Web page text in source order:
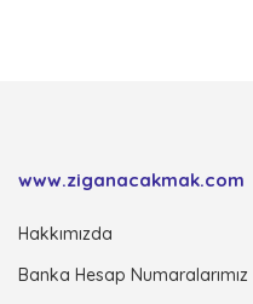
www.ziganacakmak.com
Hakkımızda
Banka Hesap Numaralarımız